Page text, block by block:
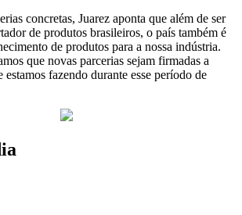
concretas, Juarez aponta que além de ser
de produtos brasileiros, o país também é
de produtos para a nossa indústria.
que novas parcerias sejam firmadas a
estamos fazendo durante esse período de